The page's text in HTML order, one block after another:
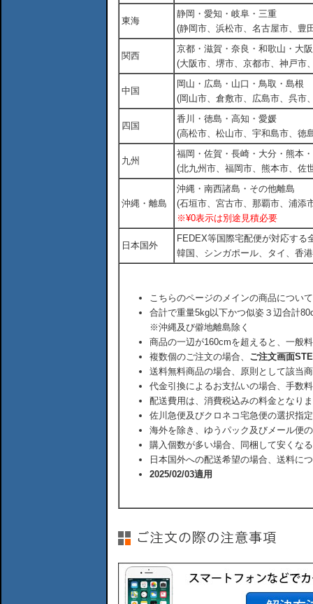
東海
静岡・愛知・岐阜・三重
(静岡市、浜松市、名古屋市、豊
関西
京都・滋賀・奈良・和歌山・大
(大阪市、堺市、京都市、神戸市
中国
岡山・広島・山口・鳥取・島根
(岡山市、倉敷市、広島市、呉市
四国
香川・徳島・高知・愛媛
(高松市、松山市、宇和島市、徳
九州
福岡・佐賀・長崎・大分・熊本
(北九州市、福岡市、熊本市、佐
沖縄・離島
沖縄・南西諸島・その他離島
(石垣市、宮古市、那覇市、浦添
※¥0表示は別途見積必要
日本国外
FEDEX等国際宅配便が対応す
韓国、シンガポール、タイ、香
こちらのページのメインの商品につい
合計で重量5kg以下かつ似姿３辺合計
※沖縄及び僻地離島除く
商品の一辺が160cmを超えると、一般
複数個のご注文の場合、 ご注文画面
送料無料商品の場合、原則として該当
代金引換によるお支払いの場合、手数
配送費用は、消費税込みの料金となり
佐川急便及びクロネコ宅急便の選択指
海外を除き、ゆうパック及びメール便
購入個数が多い場合、同梱して安くな
日本国外への配送希望の場合、送料に
2025/02/03適用